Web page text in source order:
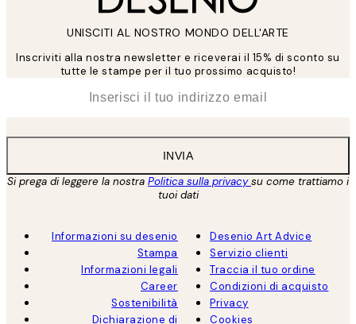
UNISCITI AL NOSTRO MONDO DELL'ARTE
Inscriviti alla nostra newsletter e riceverai il 15% di sconto su
tutte le stampe per il tuo prossimo acquisto!
INVIA
Si prega di leggere la nostra Politica sulla privacysu come trattiamo i
tuoi dati
Informazioni su desenio
Stampa
Informazioni legali
Career
Sostenibilità
Dichiarazione di
Desenio Art Advice
Servizio clienti
Traccia il tuo ordine
Condizioni di acquisto
Privacy
Cookies